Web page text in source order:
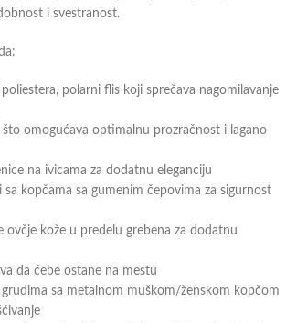
i svestranost.
polarni flis koji sprečava nagomilavanje
što omogućava optimalnu prozračnost i lagano
na ivicama za dodatnu eleganciju
sa kopčama sa gumenim čepovima za sigurnost
ovčje kože u predelu grebena za dodatnu
da ćebe ostane na mestu
grudima sa metalnom muškom/ženskom kopčom